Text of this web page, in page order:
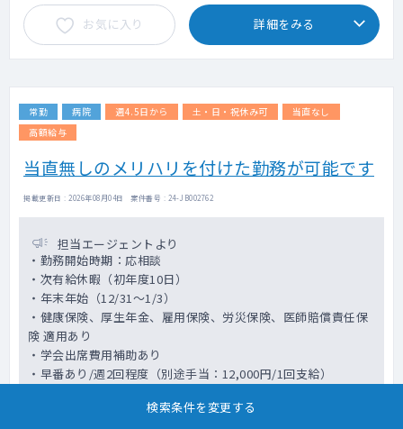
お気に入り 詳細をみる
常勤 病院 週4.5日から 土・日・祝休み可
当直なし
高額給与
当直無しのメリハリを付けた勤務が可能です
掲載更新日 : 2026年08月04日 案件番号 : 24-JB002762
担当エージェントより
・勤務開始時期：応相談
・次有給休暇（初年度10日）
・年末年始（12/31～1/3）
・健康保険、厚生年金、雇用保険、労災保険、医師賠償責任保
険 適用あり
・学会出席費用補助あり
・早番あり/週2回程度（別途手当：12,000円/1回支給）
検索条件を変更する